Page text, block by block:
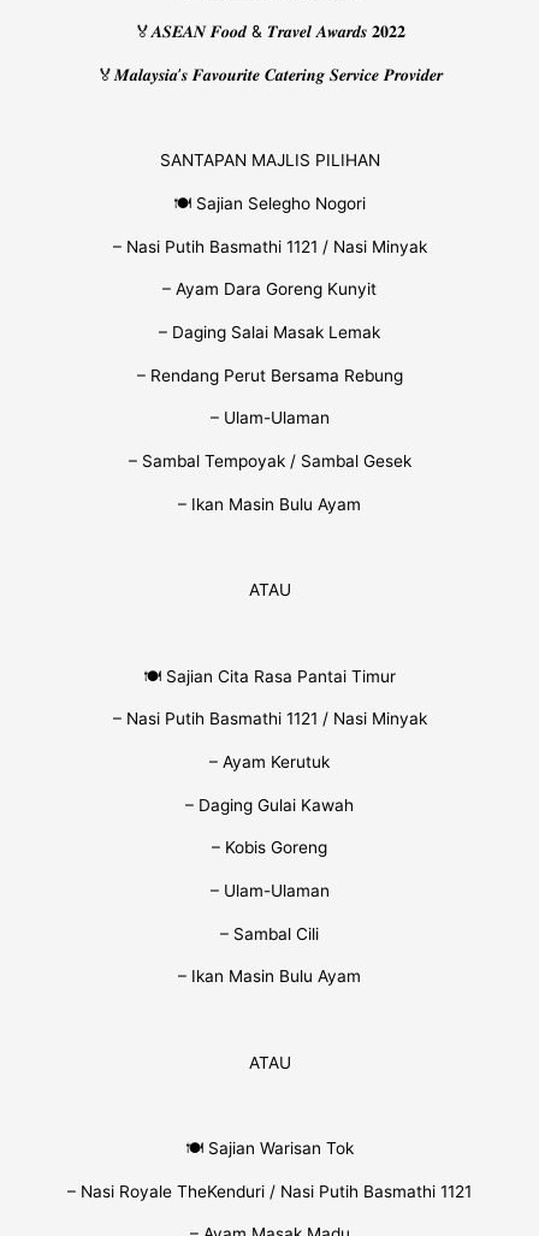
🏅𝑨𝑺𝑬𝑨𝑵 𝑭𝒐𝒐𝒅 & 𝑻𝒓𝒂𝒗𝒆𝒍 𝑨𝒘𝒂𝒓𝒅𝒔 𝟐𝟎𝟐𝟐
🏅𝑴𝒂𝒍𝒂𝒚𝒔𝒊𝒂’𝒔 𝑭𝒂𝒗𝒐𝒖𝒓𝒊𝒕𝒆 𝑪𝒂𝒕𝒆𝒓𝒊𝒏𝒈 𝑺𝒆𝒓𝒗𝒊𝒄𝒆 𝑷𝒓𝒐𝒗𝒊𝒅𝒆𝒓
SANTAPAN MAJLIS PILIHAN
🍽 Sajian Selegho Nogori
– Nasi Putih Basmathi 1121 / Nasi Minyak
– Ayam Dara Goreng Kunyit
– Daging Salai Masak Lemak
– Rendang Perut Bersama Rebung
– Ulam-Ulaman
– Sambal Tempoyak / Sambal Gesek
– Ikan Masin Bulu Ayam
ATAU
🍽 Sajian Cita Rasa Pantai Timur
– Nasi Putih Basmathi 1121 / Nasi Minyak
– Ayam Kerutuk
– Daging Gulai Kawah
– Kobis Goreng
– Ulam-Ulaman
– Sambal Cili
– Ikan Masin Bulu Ayam
ATAU
🍽 Sajian Warisan Tok
– Nasi Royale TheKenduri / Nasi Putih Basmathi 1121